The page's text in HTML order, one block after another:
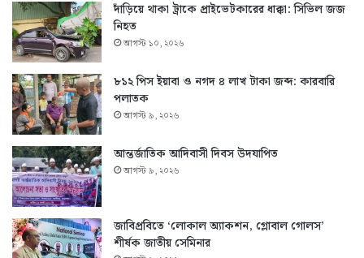
দাঁড়িয়ে থাকা ট্রাকে প্রাইভেটকারের ধাক্কা: সিভিল জজ
নিহত
আগস্ট ১০, ২০২৬
৮১২ পিস ইয়াবা ও নগদ ৪ লাখ টাকা জব্দ: কারবারি
পলাতক
আগস্ট ৯, ২০২৬
আন্তর্জাতিক আদিবাসী দিবস উদযাপিত
আগস্ট ৯, ২০২৬
জাবিপ্রবিতে ‘লোকাল অ্যাকশন, গ্লোবাল গোলস’
শীর্ষক জাতীয় সেমিনার